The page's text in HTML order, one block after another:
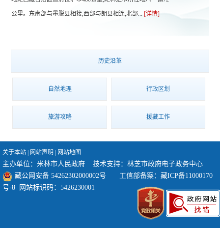
公里。东南部与墨脱县相接,西部与朗县相连,北部... [详情]
历史沿革
自然地理 行政区划
旅游攻略 援藏工作
关于本站 网站声明 网站地图
主办单位：米林市人民政府 技术支持：林芝市政府电子政务中心
藏公网安备 54262302000002号
工信部备案： 藏ICP备11000170
号-8 网站标识码：5426230001